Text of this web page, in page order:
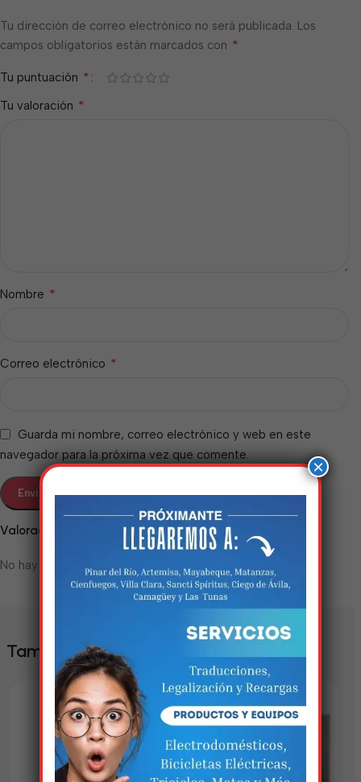
Valoraciones
No hay valoraciones aún.
Tu dirección de correo electrónico no será publicada. Los
campos obligatorios están marcados con *
Tu puntuación *
Tu valoración *
Nombre *
Correo electrónico *
Guarda mi nombre, correo electrónico y web en este
navegador para la próxima vez que comente.
También te puede interesar
×
Estamos trabalhando
nisso!
Em breve, esta página estará
disponível com novidades
incríveis. Agradecemos pela
paciência e compreensão.